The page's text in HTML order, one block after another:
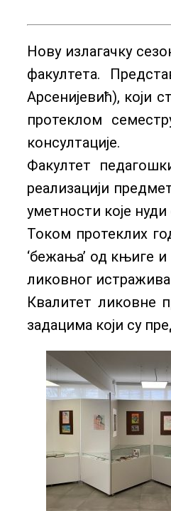
Нову излагачку
факултета.
Арсенијевић), који
протеклом
консултације.
Факултет
реализацији
уметности које
Током протеклих
‘бежања’ од књиге
ликовног
Квалитет ликовне
задацима који су